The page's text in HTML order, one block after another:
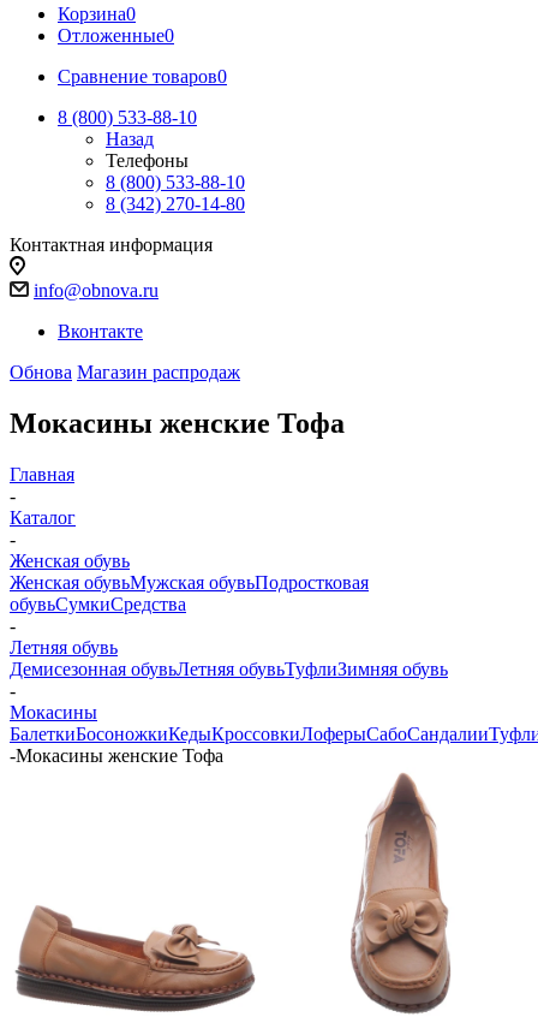
Корзина0
Отложенные0
Сравнение товаров0
8 (800) 533-88-10
Назад
Телефоны
8 (800) 533-88-10
8 (342) 270-14-80
Контактная информация
info@obnova.ru
Вконтакте
Обнова Магазин распродаж
Мокасины женские Тофа
Главная
-
Каталог
-
Женская обувь
Женская обувьМужская обувьПодростковая
обувьСумкиСредства
-
Летняя обувь
Демисезонная обувьЛетняя обувьТуфлиЗимняя обувь
-
Мокасины
БалеткиБосоножкиКедыКроссовкиЛоферыСабоСандалии
-Мокасины женские Тофа